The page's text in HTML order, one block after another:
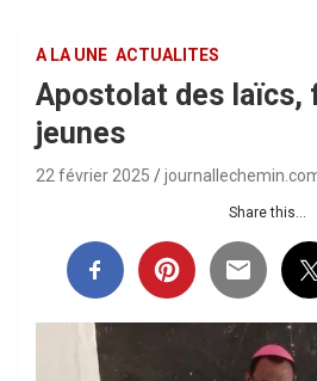
A LA UNE ACTUALITES
Apostolat des
jeunes
22 février 2025
Share this...